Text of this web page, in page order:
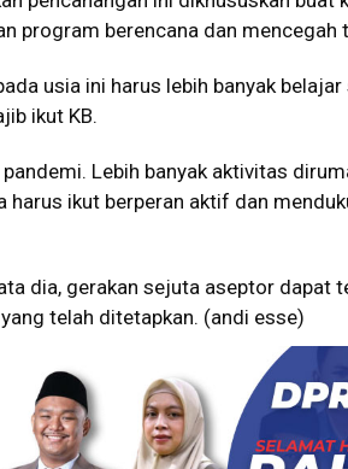
program berencana dan mencegah
usia ini harus lebih banyak
ikut KB.
Lebih banyak aktivitas
harus ikut berperan aktif dan
dia, gerakan sejuta aseptor dapat
telah ditetapkan. (andi esse)